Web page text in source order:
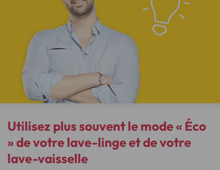
Utilisez plus souvent le mode « Éco
» de votre lave-linge et de votre
lave-vaisselle